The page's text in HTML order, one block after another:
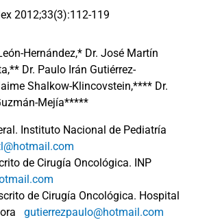
2012;33(3):112-119
Hernández,* Dr. José Martín
Dr. Paulo Irán Gutiérrez-
Shalkow-Klincovstein,**** Dr.
Mejía*****
Instituto Nacional de Pediatría
de Cirugía Oncológica. INP
de Cirugía Oncológica. Hospital
gutierrezpaulo@hotmail.com